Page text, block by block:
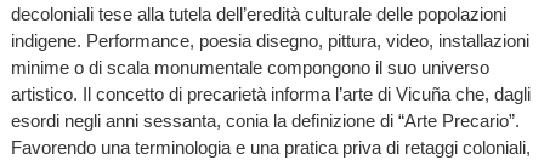
decoloniali tese alla tutela dell’eredità culturale delle popolazioni
indigene. Performance, poesia disegno, pittura, video, installazioni
minime o di scala monumentale compongono il suo universo
artistico. Il concetto di precarietà informa l’arte di Vicuña che, dagli
esordi negli anni sessanta, conia la definizione di “Arte Precario”.
Favorendo una terminologia e una pratica priva di retaggi coloniali,